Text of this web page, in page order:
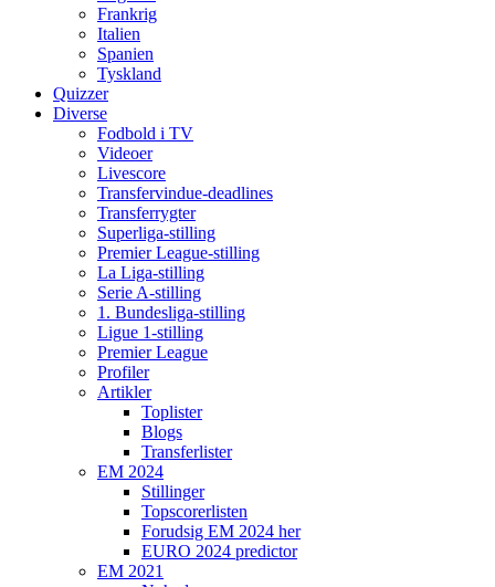
Frankrig
Italien
Spanien
Tyskland
Quizzer
Diverse
Fodbold i TV
Videoer
Livescore
Transfervindue-deadlines
Transferrygter
Superliga-stilling
Premier League-stilling
La Liga-stilling
Serie A-stilling
1. Bundesliga-stilling
Ligue 1-stilling
Premier League
Profiler
Artikler
Toplister
Blogs
Transferlister
EM 2024
Stillinger
Topscorerlisten
Forudsig EM 2024 her
EURO 2024 predictor
EM 2021